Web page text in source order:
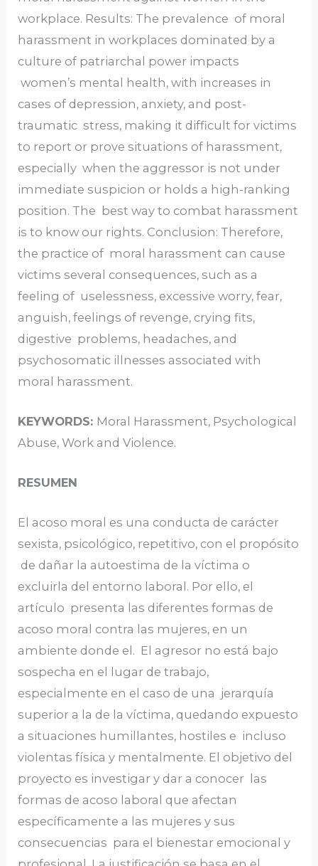
workplace. Results: The prevalence of moral
harassment in workplaces dominated by a
culture of patriarchal power impacts
women’s mental health, with increases in
cases of depression, anxiety, and post-
traumatic stress, making it difficult for victims
to report or prove situations of harassment,
especially when the aggressor is not under
immediate suspicion or holds a high-ranking
position. The best way to combat harassment
is to know our rights. Conclusion: Therefore,
the practice of moral harassment can cause
victims several consequences, such as a
feeling of uselessness, excessive worry, fear,
anguish, feelings of revenge, crying fits,
digestive problems, headaches, and
psychosomatic illnesses associated with
moral harassment.
KEYWORDS: Moral Harassment, Psychological
Abuse, Work and Violence.
RESUMEN
El acoso moral es una conducta de carácter
sexista, psicológico, repetitivo, con el propósito
de dañar la autoestima de la víctima o
excluirla del entorno laboral. Por ello, el
artículo presenta las diferentes formas de
acoso moral contra las mujeres, en un
ambiente donde el. El agresor no está bajo
sospecha en el lugar de trabajo,
especialmente en el caso de una jerarquía
superior a la de la víctima, quedando expuesto
a situaciones humillantes, hostiles e incluso
violentas física y mentalmente. El objetivo del
proyecto es investigar y dar a conocer las
formas de acoso laboral que afectan
específicamente a las mujeres y sus
consecuencias para el bienestar emocional y